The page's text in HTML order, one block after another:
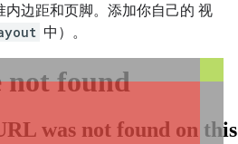
内边距和页脚。添加你自己的 视
中）。